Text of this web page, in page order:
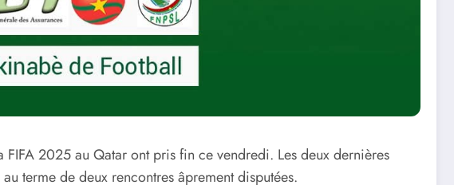
2025 au Qatar ont pris fin ce vendredi. Les deux dernières
terme de deux rencontres âprement disputées.​